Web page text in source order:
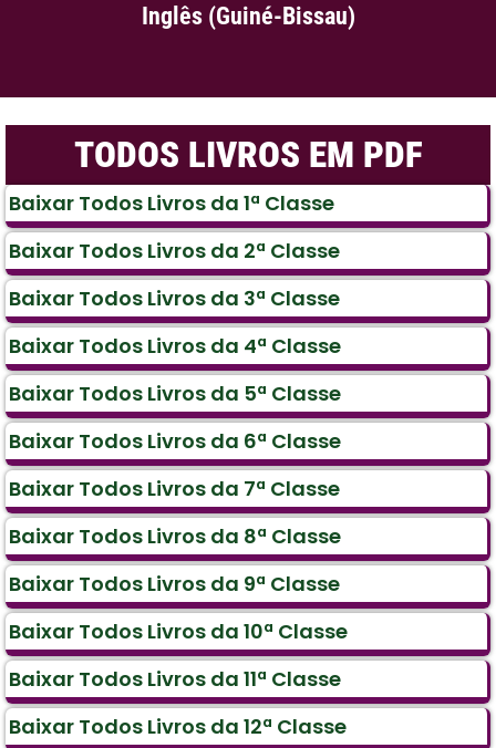
Inglês (Guiné-Bissau)
TODOS LIVROS EM PDF
Baixar Todos Livros da 1ª Classe
Baixar Todos Livros da 2ª Classe
Baixar Todos Livros da 3ª Classe
Baixar Todos Livros da 4ª Classe
Baixar Todos Livros da 5ª Classe
Baixar Todos Livros da 6ª Classe
Baixar Todos Livros da 7ª Classe
Baixar Todos Livros da 8ª Classe
Baixar Todos Livros da 9ª Classe
Baixar Todos Livros da 10ª Classe
Baixar Todos Livros da 11ª Classe
Baixar Todos Livros da 12ª Classe